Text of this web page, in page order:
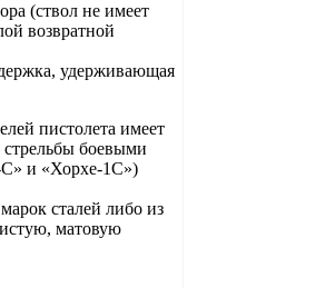
(ствол не имеет
возвратной
удерживающая
пистолета имеет
стрельбы боевыми
С» и «Хорхе-1С»)
сталей либо из
матовую